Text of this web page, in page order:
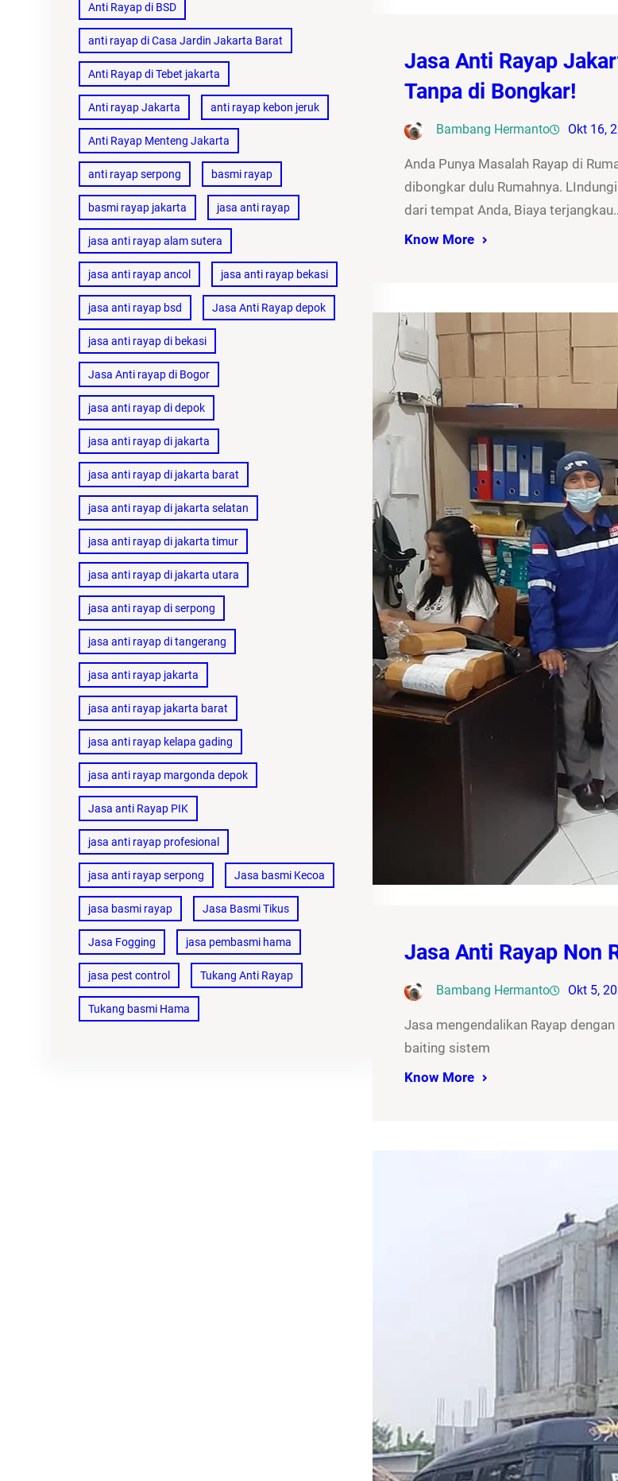
Anti Rayap di BSD
anti rayap di Casa Jardin Jakarta Barat
Anti Rayap di Tebet jakarta
Anti rayap Jakarta anti rayap kebon jeruk
Anti Rayap Menteng Jakarta
anti rayap serpong basmi rayap
basmi rayap jakarta jasa anti rayap
jasa anti rayap alam sutera
jasa anti rayap ancol jasa anti rayap bekasi
jasa anti rayap bsd Jasa Anti Rayap depok
jasa anti rayap di bekasi
Jasa Anti rayap di Bogor
jasa anti rayap di depok
jasa anti rayap di jakarta
jasa anti rayap di jakarta barat
jasa anti rayap di jakarta selatan
jasa anti rayap di jakarta timur
jasa anti rayap di jakarta utara
jasa anti rayap di serpong
jasa anti rayap di tangerang
jasa anti rayap jakarta
jasa anti rayap jakarta barat
jasa anti rayap kelapa gading
jasa anti rayap margonda depok
Jasa anti Rayap PIK
jasa anti rayap profesional
jasa anti rayap serpong Jasa basmi Kecoa
jasa basmi rayap Jasa Basmi Tikus
Jasa Fogging jasa pembasmi hama
jasa pest control Tukang Anti Rayap
Tukang basmi Hama
Jasa Anti Rayap
Tanpa di Bongkar!
Bambang Hermanto Okt 16,
Anda Punya Masalah Rayap di
dibongkar dulu Rumahnya.
dari tempat Anda, Biaya
Know More
Jasa Anti Rayap Non
Bambang Hermanto Okt 5,
Jasa mengendalikan Rayap
baiting sistem
Know More